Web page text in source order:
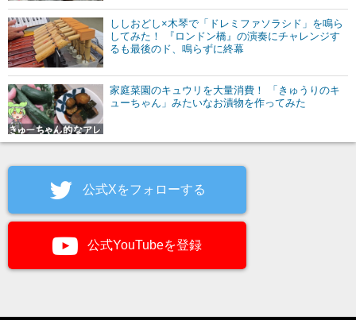
ししおどし×木琴で「ドレミファソラシド」を鳴ら
してみた！ 『ロンドン橋』の演奏にチャレンジす
るも最後のド、鳴らずに終幕
家庭菜園のキュウリを大量消費！ 「きゅうりのキ
ューちゃん」みたいなお漬物を作ってみた
公式Xをフォローする
公式YouTubeを登録